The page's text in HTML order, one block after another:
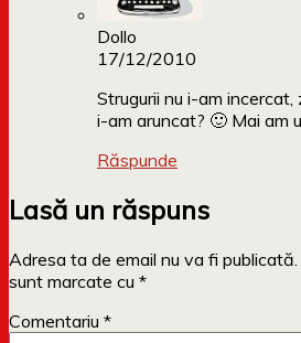
Dollo
17/12/2010
Strugurii nu i-am
i-am aruncat? 🙂 Mai am
Răspunde
Lasă un răspuns
Adresa ta de email nu va fi publicată.
sunt marcate cu *
Comentariu *